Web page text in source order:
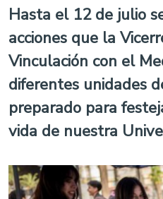
Hasta el 12 de julio
acciones que la
Vinculación con el
diferentes unidades
preparado para
vida de nuestra